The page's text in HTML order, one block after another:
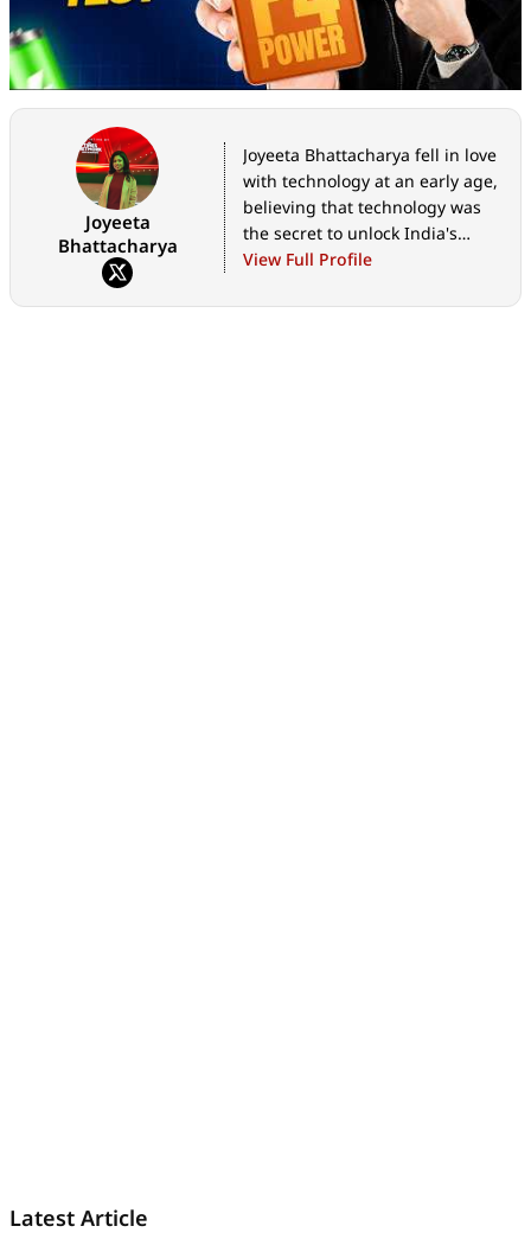
Joyeeta
Bhattacharya
Joyeeta Bhattacharya fell in love
with technology at an early age,
believing that technology was
the secret to unlock India's
limitless potential. She is
Bangla at Digit.
View Full Profile
Latest Article